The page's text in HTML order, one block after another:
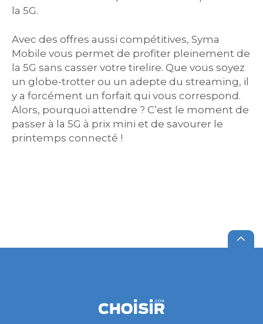
la 5G.
Avec des offres aussi compétitives, Syma
Mobile vous permet de profiter pleinement de
la 5G sans casser votre tirelire. Que vous soyez
un globe-trotter ou un adepte du streaming, il
y a forcément un forfait qui vous correspond.
Alors, pourquoi attendre ? C’est le moment de
passer à la 5G à prix mini et de savourer le
printemps connecté !